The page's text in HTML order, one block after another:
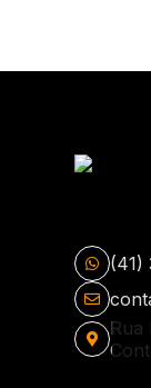
(41)
Rua